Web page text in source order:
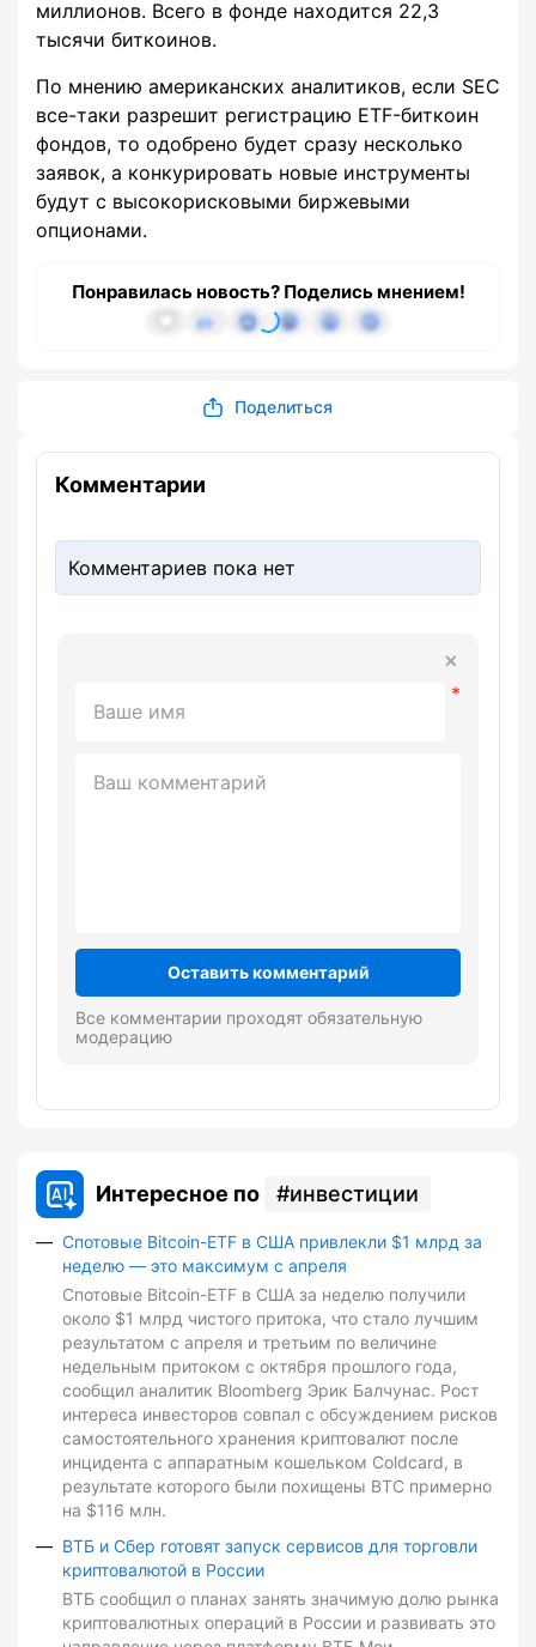
миллионов. Всего в фонде находится 22,3
тысячи биткоинов.
По мнению американских аналитиков, если SEC
все-таки разрешит регистрацию ETF-биткоин
фондов, то одобрено будет сразу несколько
заявок, а конкурировать новые инструменты
будут с высокорисковыми биржевыми
опционами.
Понравилась новость? Поделись мнением!
Поделиться
Комментарии
Комментариев пока нет
Оставить комментарий
Все комментарии проходят обязательную
модерацию
Интересное по инвестиции
Спотовые Bitcoin-ETF в США привлекли $1 млрд за
неделю — это максимум с апреля
Спотовые Bitcoin-ETF в США за неделю получили
около $1 млрд чистого притока, что стало лучшим
результатом с апреля и третьим по величине
недельным притоком с октября прошлого года,
сообщил аналитик Bloomberg Эрик Балчунас. Рост
интереса инвесторов совпал с обсуждением рисков
самостоятельного хранения криптовалют после
инцидента с аппаратным кошельком Coldcard, в
результате которого были похищены BTC примерно
на $116 млн.
ВТБ и Сбер готовят запуск сервисов для торговли
криптовалютой в России
ВТБ сообщил о планах занять значимую долю рынка
криптовалютных операций в России и развивать это